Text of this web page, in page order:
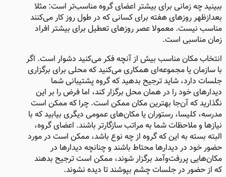
ببینید چه زمانی برای بیشتر اعضای گروه مناسب‌تر است: مثلا
بعدازظهر روزهای هفته برای کسانی که در طول روز کار می‌کنند
مناسب نیست. معمولا عصر روزهای تعطیل برای بیشتر افراد
زمان مناسبی است.
انتخاب مکان مناسب بیش از آنچه فکر می‌کنید دشوار است. اگر
با سازمان یا مجموعه‌ای همکاری می‌کنید که محلی برای برگزاری
جلسات دارد، شاید ترجیح بدهید که گروه پشتیبانی شما
دیدارهای خود را در همان محل برگزار کند، اما فرض را بر این
نگذارید که آن‌جا بهترین مکان ممکن است. چرا که ممکن است
مدرسه، کلیسا، رستوران یا مکان‌های عمومی دیگری بیابید که با
نیازها و ملاحظات شما به مراتب سازگارتر باشند. اعضای گروه،
البته بسته به این که گروه از چه نوع باشد، ممکن است در مورد
حضور خود در دیدارها محتاط باشند و چنانچه دیدارها در
مکان‌هایی پررفت‌وآمد برگزار شوند، ممکن است ترجیح بدهند
که از حضور در جلسات چشم بپوشند تا دیده نشوند.